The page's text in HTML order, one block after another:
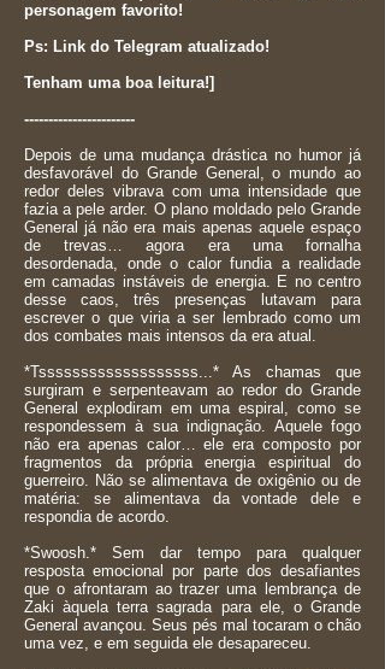
personagem favorito!
Ps: Link do Telegram atualizado!
Tenham uma boa leitura!]
-----------------------
Depois de uma mudança drástica no humor já
desfavorável do Grande General, o mundo ao
redor deles vibrava com uma intensidade que
fazia a pele arder. O plano moldado pelo Grande
General já não era mais apenas aquele espaço
de trevas… agora era uma fornalha
desordenada, onde o calor fundia a realidade
em camadas instáveis de energia. E no centro
desse caos, três presenças lutavam para
escrever o que viria a ser lembrado como um
dos combates mais intensos da era atual.
*Tsssssssssssssssssss...* As chamas que
surgiram e serpenteavam ao redor do Grande
General explodiram em uma espiral, como se
respondessem à sua indignação. Aquele fogo
não era apenas calor… ele era composto por
fragmentos da própria energia espiritual do
guerreiro. Não se alimentava de oxigênio ou de
matéria: se alimentava da vontade dele e
respondia de acordo.
*Swoosh.* Sem dar tempo para qualquer
resposta emocional por parte dos desafiantes
que o afrontaram ao trazer uma lembrança de
Zaki àquela terra sagrada para ele, o Grande
General avançou. Seus pés mal tocaram o chão
uma vez, e em seguida ele desapareceu.